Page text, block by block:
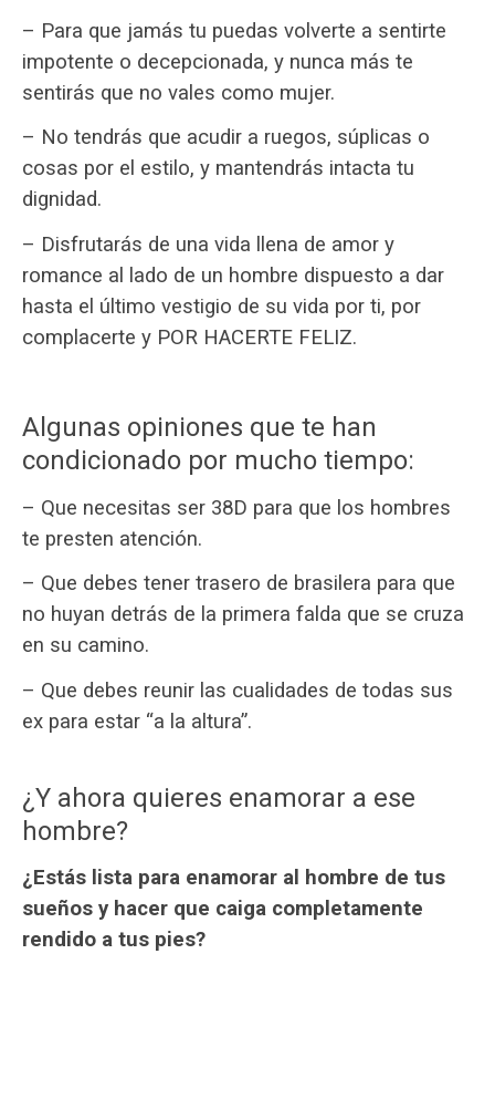
– Para que jamás tu puedas volverte a sentirte
impotente o decepcionada, y nunca más te
sentirás que no vales como mujer.
– No tendrás que acudir a ruegos, súplicas o
cosas por el estilo, y mantendrás intacta tu
dignidad.
– Disfrutarás de una vida llena de amor y
romance al lado de un hombre dispuesto a dar
hasta el último vestigio de su vida por ti, por
complacerte y POR HACERTE FELIZ.
Algunas opiniones que te han
condicionado por mucho tiempo:
– Que necesitas ser 38D para que los hombres
te presten atención.
– Que debes tener trasero de brasilera para que
no huyan detrás de la primera falda que se cruza
en su camino.
– Que debes reunir las cualidades de todas sus
ex para estar “a la altura”.
¿Y ahora quieres enamorar a ese
hombre?
¿Estás lista para enamorar al hombre de tus
sueños y hacer que caiga completamente
rendido a tus pies?